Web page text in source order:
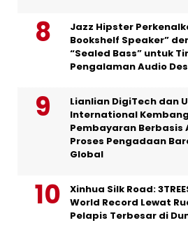
Jazz Hipster
Bookshelf Speaker”
“Sealed Bass” untuk
Pengalaman Audio
Lianlian DigiTech dan
International
Pembayaran Berbasis
Proses Pengadaan
Global
Xinhua Silk Road:
World Record Lewat
Pelapis Terbesar di